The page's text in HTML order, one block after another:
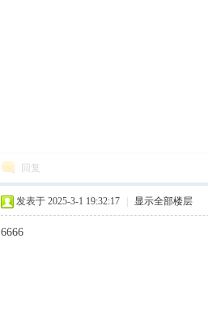
回复
发表于 2025-3-1 19:32:17 显示全部楼层
6666